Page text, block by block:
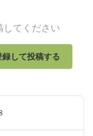
してください
録して投稿する